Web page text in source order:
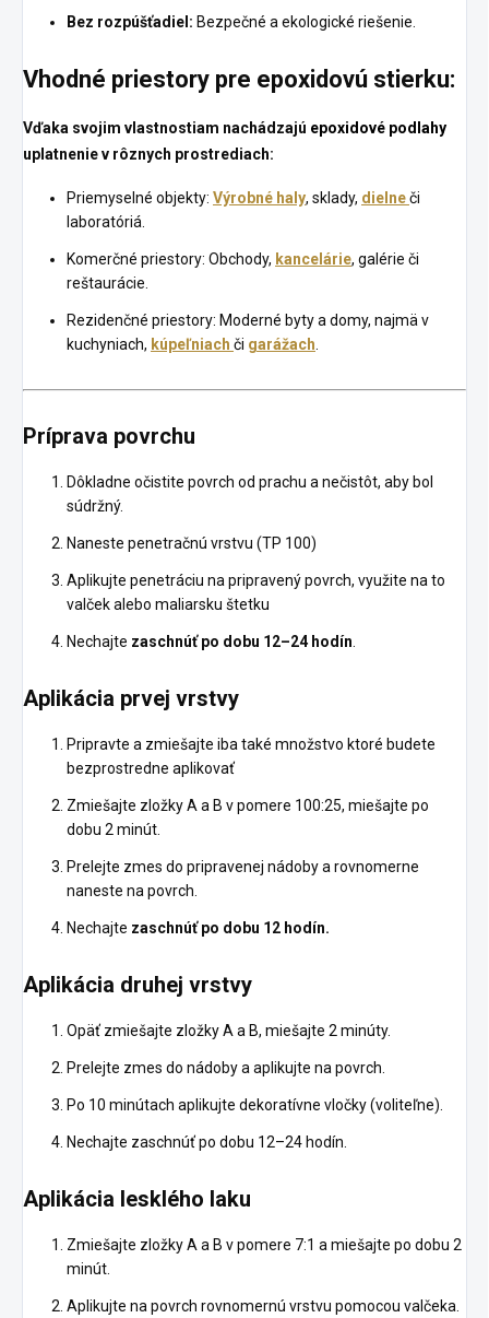
Bez rozpúšťadiel: Bezpečné a ekologické riešenie.
Vhodné priestory pre epoxidovú stierku:
Vďaka svojim vlastnostiam nachádzajú epoxidové podlahy
uplatnenie v rôznych prostrediach:
Priemyselné objekty: Výrobné haly, sklady, dielneči
laboratóriá.
Komerčné priestory: Obchody, kancelárie, galérie či
reštaurácie.
Rezidenčné priestory: Moderné byty a domy, najmä v
kuchyniach, kúpeľniach či garážach
Príprava povrchu
Dôkladne očistite povrch od prachu a nečistôt, aby bol
súdržný.
Naneste penetračnú vrstvu (TP 100)
Aplikujte penetráciu na pripravený povrch, využite na to
valček alebo maliarsku štetku
Nechajte zaschnúť po dobu 12–24 hodín
Aplikácia prvej vrstvy
Pripravte a zmiešajte iba také množstvo ktoré budete
bezprostredne aplikovať
Zmiešajte zložky A a B v pomere 100:25, miešajte po
dobu 2 minút.
Prelejte zmes do pripravenej nádoby a rovnomerne
naneste na povrch.
Nechajte zaschnúť po dobu 12 hodín.
Aplikácia druhej vrstvy
Opäť zmiešajte zložky A a B, miešajte 2 minúty.
Prelejte zmes do nádoby a aplikujte na povrch.
Po 10 minútach aplikujte dekoratívne vločky (voliteľne).
Nechajte zaschnúť po dobu 12–24 hodín.
Aplikácia lesklého laku
Zmiešajte zložky A a B v pomere 7:1 a miešajte po dobu 2
minút.
Aplikujte na povrch rovnomernú vrstvu pomocou valčeka.